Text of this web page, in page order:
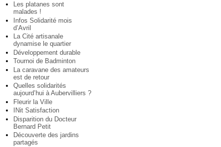
Les platanes sont
malades !
Infos Solidarité mois
d’Avril
La Cité artisanale
dynamise le quartier
Développement durable
Tournoi de Badminton
La caravane des amateurs
est de retour
Quelles solidarités
aujourd’hui à Aubervilliers ?
Fleurir la Ville
INit Satisfaction
Disparition du Docteur
Bernard Petit
Découverte des jardins
partagés